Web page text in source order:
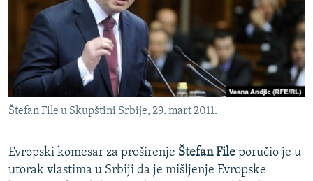
ISPRIČAJ MI
DNEVNO@RSE
SPECIJALI RSE
VIŠE OD NASLOVA
GENOCID U SREBRENICI
TV LIBERTY
PRATITE NAS
Sve RFE/RL stranice
Štefan File u Skupštini Srbije, 29. mart 2011.
Evropski komesar za proširenje Štefan File poručio je u
utorak vlastima u Srbiji da je mišljenje Evropske